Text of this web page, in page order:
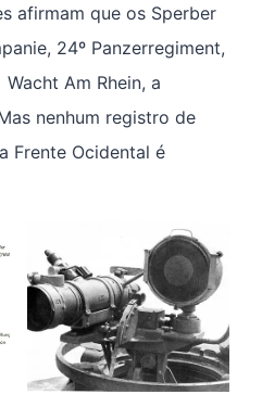
afirmam que os Sperber
24º Panzerregiment,
Am Rhein, a
nenhum registro de
Frente Ocidental é